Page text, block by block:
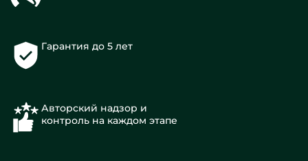
Гарантия до 5 лет
Авторский надзор и
контроль на каждом этапе